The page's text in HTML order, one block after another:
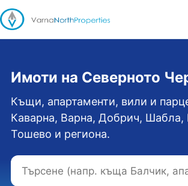
Имоти на Северното
Къщи, апартаменти, вили и
Каварна, Варна, Добрич, Шабла,
Тошево и региона.